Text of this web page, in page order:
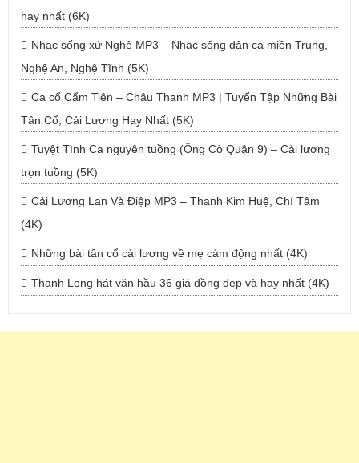
hay nhất (6K)
Nhạc sống xứ Nghệ MP3 – Nhạc sống dân ca miền Trung,
Nghệ An, Nghệ Tĩnh (5K)
Ca cổ Cẩm Tiên – Châu Thanh MP3 | Tuyển Tập Những Bài
Tân Cổ, Cải Lương Hay Nhất (5K)
Tuyệt Tình Ca nguyên tuồng (Ông Cò Quận 9) – Cải lương
trọn tuồng (5K)
Cải Lương Lan Và Điệp MP3 – Thanh Kim Huệ, Chí Tâm
(4K)
Những bài tân cổ cải lương về mẹ cảm động nhất (4K)
Thanh Long hát văn hầu 36 giá đồng đẹp và hay nhất (4K)